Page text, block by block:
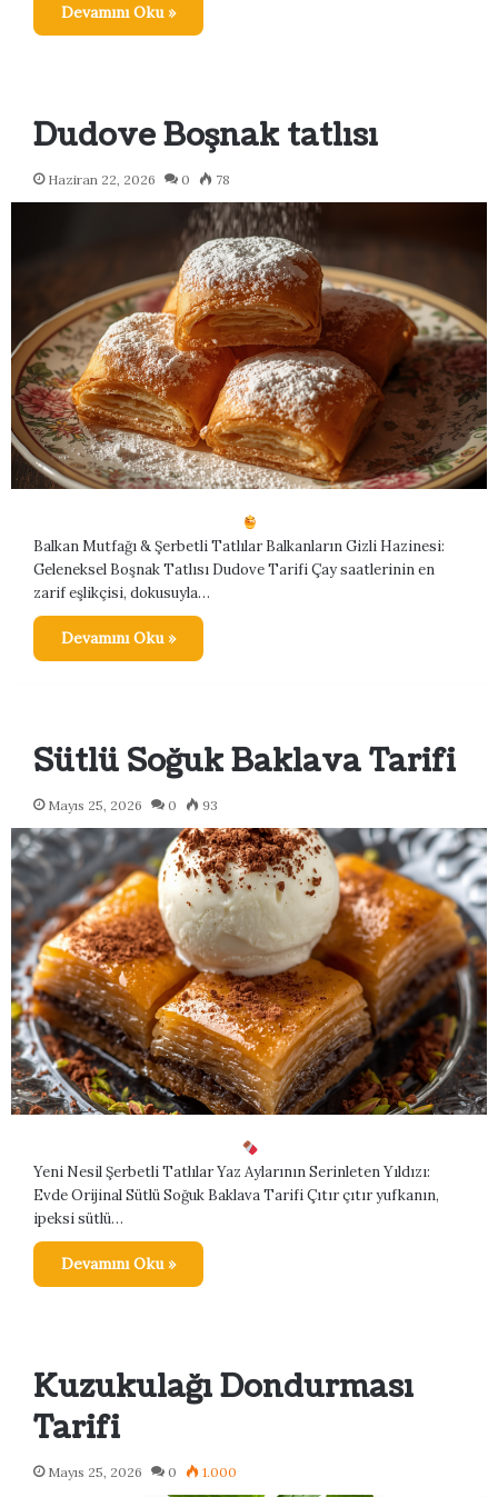
Devamını Oku »
Dudove Boşnak tatlısı
Haziran 22, 2026 0 78
Balkan Mutfağı & Şerbetli Tatlılar Balkanların Gizli Hazinesi:
Geleneksel Boşnak Tatlısı Dudove Tarifi Çay saatlerinin en
zarif eşlikçisi, dokusuyla…
Devamını Oku »
Sütlü Soğuk Baklava Tarifi
Mayıs 25, 2026 0 93
Yeni Nesil Şerbetli Tatlılar Yaz Aylarının Serinleten Yıldızı:
Evde Orijinal Sütlü Soğuk Baklava Tarifi Çıtır çıtır yufkanın,
ipeksi sütlü…
Devamını Oku »
Kuzukulağı Dondurması
Tarifi
Mayıs 25, 2026 0 1.000